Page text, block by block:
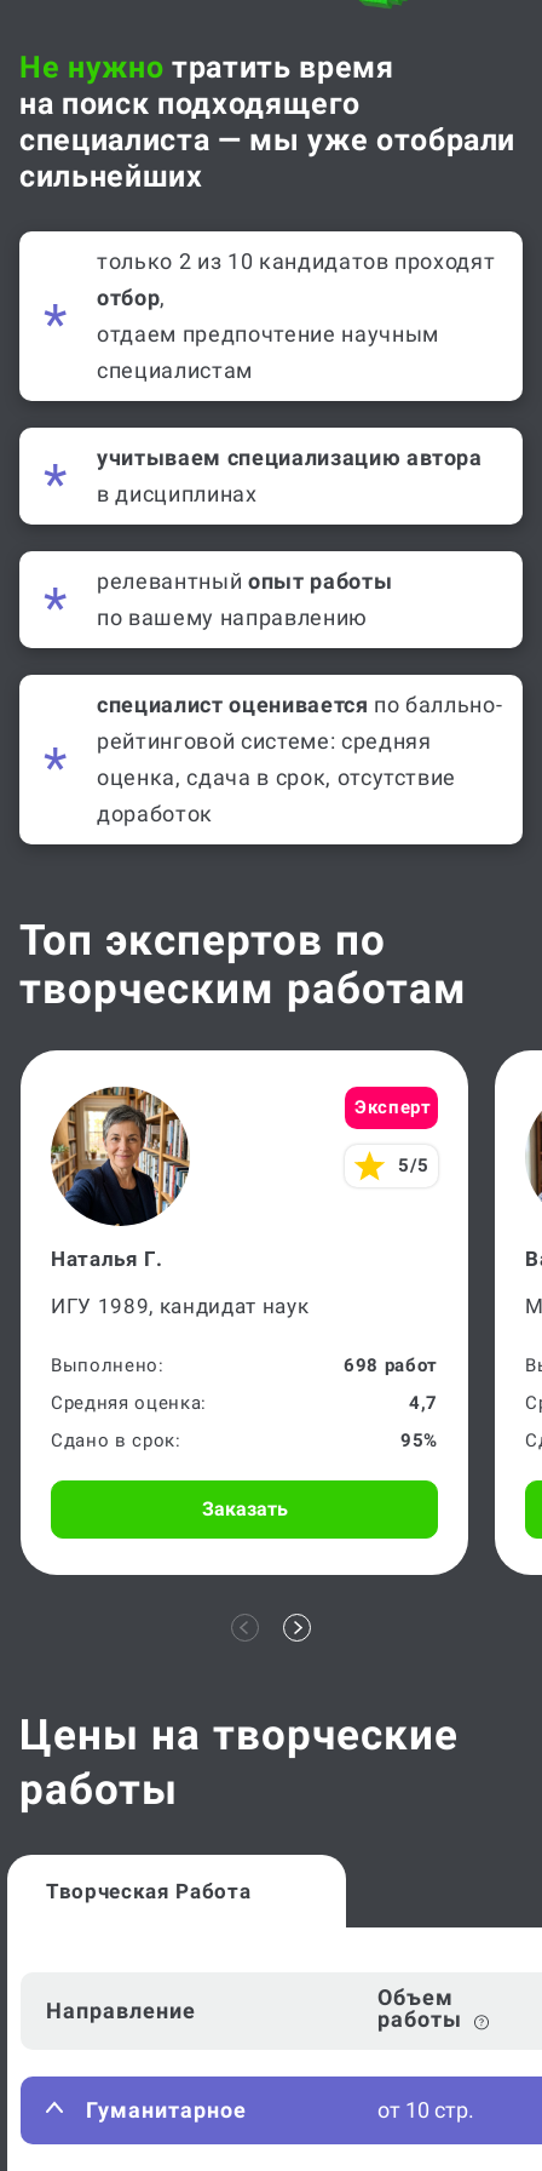
Не нужно тратить время
на поиск подходящего
специалиста — мы уже отобрали
сильнейших
только 2 из 10 кандидатов проходят
отбор,
отдаем предпочтение научным
специалистам
учитываем специализацию автора
в дисциплинах
релевантный опыт работы
по вашему направлению
специалист оценивается по балльно-
рейтинговой системе: средняя
оценка, сдача в срок, отсутствие
доработок
Топ экспертов по
творческим работам
Эксперт
5/5
Наталья Г.
ИГУ 1989, кандидат наук
Выполнено:
698 работ
Средняя оценка:
4,7
Сдано в срок:
95%
Заказать
Цены на творческие
работы
Творческая Работа
Направление
Объем
работы
Гуманитарное от 10 стр.